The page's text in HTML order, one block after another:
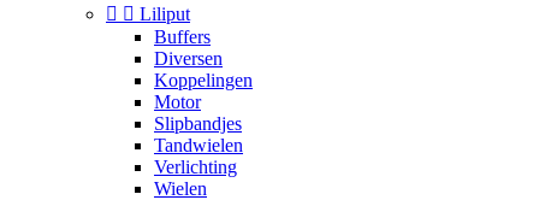
  Liliput
Buffers
Diversen
Koppelingen
Motor
Slipbandjes
Tandwielen
Verlichting
Wielen